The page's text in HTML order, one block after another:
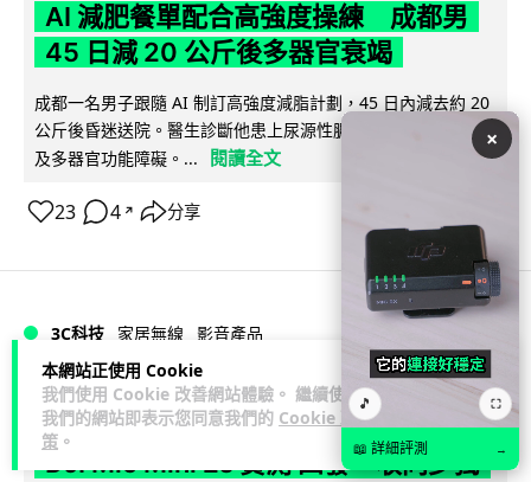
本網站正使用 Cookie
我們使用 Cookie 改善網站體驗。 繼續使用
我們的網站即表示您同意我們的 Cookie 政
策 。
AI 減肥餐單配合高強度操練 成都男
45 日減 20 公斤後多器官衰竭
成都一名男子跟隨 AI 制訂高強度減脂計劃，45 日內減去約 20
公斤後昏迷送院。醫生診斷他患上尿源性膿毒症、膿毒性休克
及多器官功能障礙。...
閱讀全文
23 4 ↗ 分享
3C科技 家居無線 影音產品
Vin 2 日
DJI Mic Mini 2s 實測 四發一收同步獨
×
🎵 ⛶
📖 詳細評測 →